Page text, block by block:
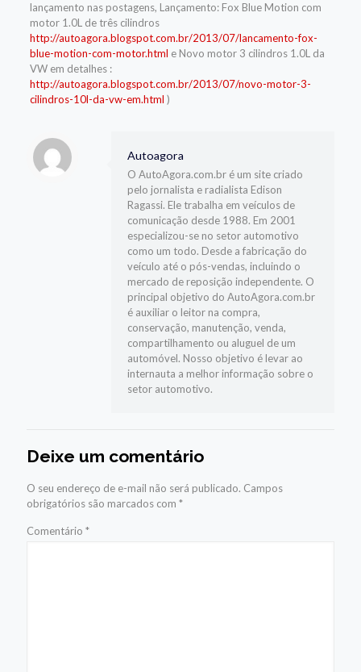
lançamento nas postagens, Lançamento: Fox Blue Motion com
motor 1.0L de três cilindros
http://autoagora.blogspot.com.br/2013/07/lancamento-fox-
blue-motion-com-motor.html e Novo motor 3 cilindros 1.0L da
VW em detalhes :
http://autoagora.blogspot.com.br/2013/07/novo-motor-3-
cilindros-10l-da-vw-em.html )
Autoagora
O AutoAgora.com.br é um site criado
pelo jornalista e radialista Edison
Ragassi. Ele trabalha em veículos de
comunicação desde 1988. Em 2001
especializou-se no setor automotivo
como um todo. Desde a fabricação do
veículo até o pós-vendas, incluindo o
mercado de reposição independente. O
principal objetivo do AutoAgora.com.br
é auxiliar o leitor na compra,
conservação, manutenção, venda,
compartilhamento ou aluguel de um
automóvel. Nosso objetivo é levar ao
internauta a melhor informação sobre o
setor automotivo.
Deixe um comentário
O seu endereço de e-mail não será publicado. Campos
obrigatórios são marcados com *
Comentário *